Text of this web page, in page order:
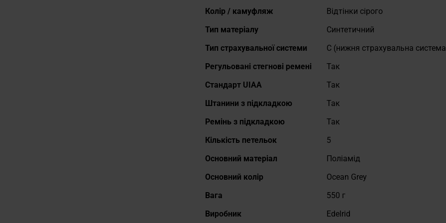
Докладніше
Колір / камуфляж
Відтінки сірого
Тип матеріалу
Синтетичний
Тип страхувальної системи
C (нижня страхувальна
Регульовані стегнові ремені
Так
Стандарт UIAA
Так
Штанини з підкладкою
Так
Ремінь з підкладкою
Так
Кількість петельок
5
Основний матеріал
Поліамід
Основний колір
Ocean Grey
Вага
550 г
Виробник
Edelrid